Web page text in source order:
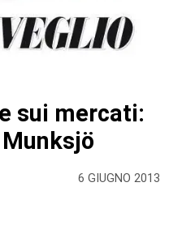
6 GIUGNO 2013
sui mercati: